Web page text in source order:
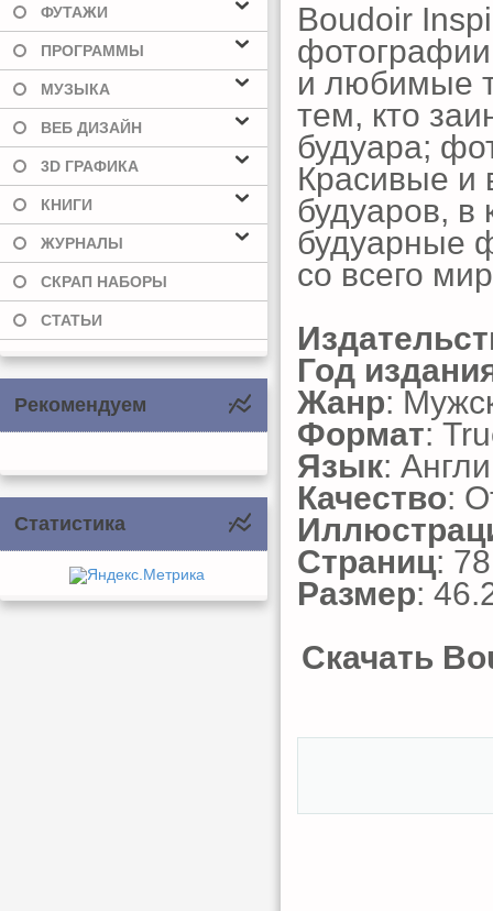
ФУТАЖИ
ПРОГРАММЫ
МУЗЫКА
ВЕБ ДИЗАЙН
3D ГРАФИКА
КНИГИ
ЖУРНАЛЫ
СКРАП НАБОРЫ
СТАТЬИ
Рекомендуем
Статистика
Boudoir
и любимые
тем, кто
будуара;
Красивые и
будуаров, в
будуарные
со всего
Год
Жанр:
Формат:
Язык:
Качество:
Страниц: 78
Размер:
Скачать